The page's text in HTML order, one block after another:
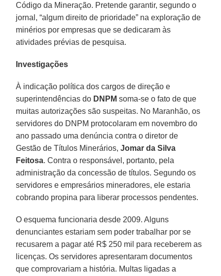
Código da Mineração. Pretende garantir, segundo o
jornal, “algum direito de prioridade” na exploração de
minérios por empresas que se dedicaram às
atividades prévias de pesquisa.
Investigações
À indicação política dos cargos de direção e
superintendências do DNPM soma-se o fato de que
muitas autorizações são suspeitas. No Maranhão, os
servidores do DNPM protocolaram em novembro do
ano passado uma denúncia contra o diretor de
Gestão de Títulos Minerários,Jomar da Silva
Feitosa. Contra o responsável, portanto, pela
administração da concessão de títulos. Segundo os
servidores e empresários mineradores, ele estaria
cobrando propina para liberar processos pendentes.
O esquema funcionaria desde 2009. Alguns
denunciantes estariam sem poder trabalhar por se
recusarem a pagar até R$ 250 mil para receberem as
licenças. Os servidores apresentaram documentos
que comprovariam a história. Multas ligadas a